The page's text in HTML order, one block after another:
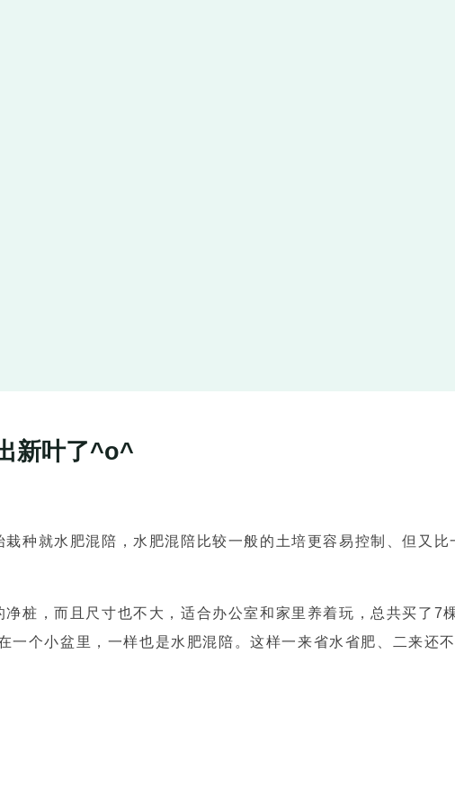
新叶了^o^
种就水肥混陪，水肥混陪比较一般的土培更容易控制、但又比
桩，而且尺寸也不大，适合办公室和家里养着玩，总共买了7
一个小盆里，一样也是水肥混陪。这样一来省水省肥、二来还